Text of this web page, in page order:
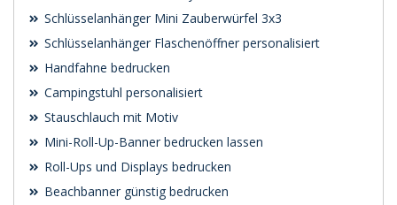
Schlüsselanhänger Mini Zauberwürfel 3x3
Schlüsselanhänger Flaschenöffner personalisiert
Handfahne bedrucken
Campingstuhl personalisiert
Stauschlauch mit Motiv
Mini-Roll-Up-Banner bedrucken lassen
Roll-Ups und Displays bedrucken
Beachbanner günstig bedrucken